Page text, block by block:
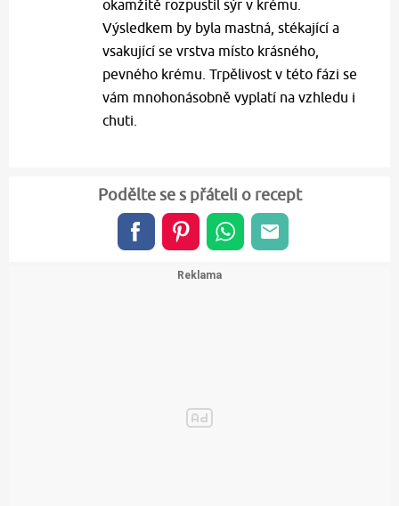
okamžitě rozpustil sýr v krému.
Výsledkem by byla mastná, stékající a
vsakující se vrstva místo krásného,
pevného krému. Trpělivost v této fázi se
vám mnohonásobně vyplatí na vzhledu i
chuti.
Podělte se s přáteli o recept